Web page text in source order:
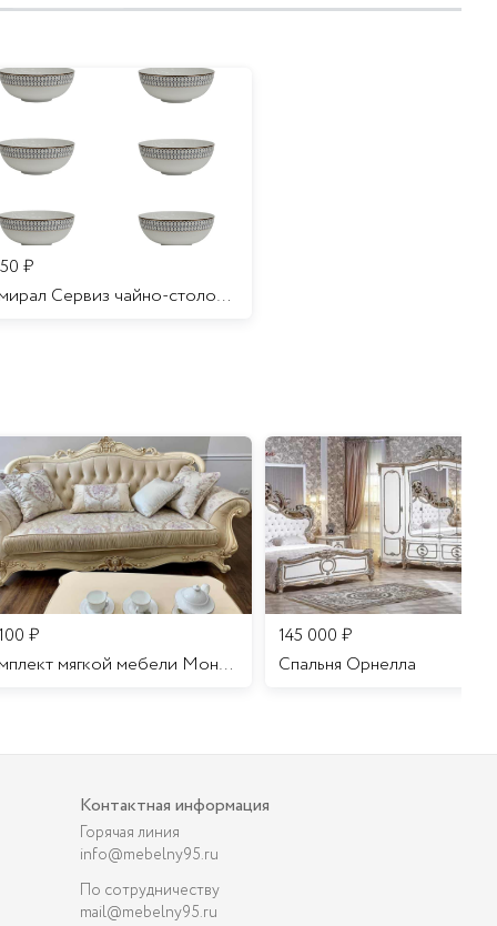
₽
Адмирал Сервиз чайно-столовый 6 персон 32 предмета/1
₽
Комплект мягкой мебели Мона Лиза
145 000 ₽
Cпальня Орнелла
Контактная информация
Горячая линия
info@mebelny95.ru
По сотрудничеству
mail@mebelny95.ru